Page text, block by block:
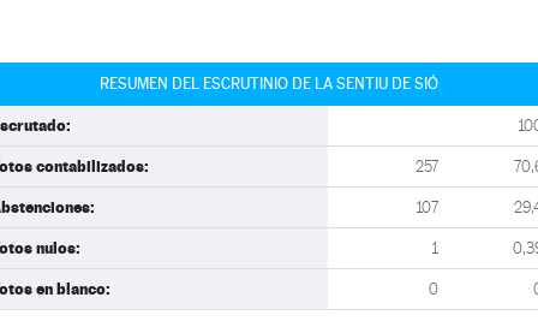
RESUMEN DEL ESCRUTINIO DE LA SENTIU DE SIÓ
contabilizados: 257
107
nulos: 1
en blanco: 0